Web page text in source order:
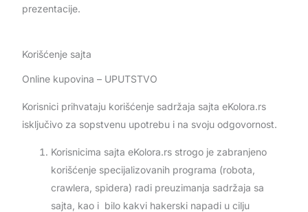
prezentacije.
Korišćenje sajta
Online kupovina – UPUTSTVO
Korisnici prihvataju korišćenje sadržaja sajta eKolora.rs
isključivo za sopstvenu upotrebu i na svoju odgovornost.
Korisnicima sajta eKolora.rs strogo je zabranjeno
korišćenje specijalizovanih programa (robota,
crawlera, spidera) radi preuzimanja sadržaja sa
sajta, kao i bilo kakvi hakerski napadi u cilju